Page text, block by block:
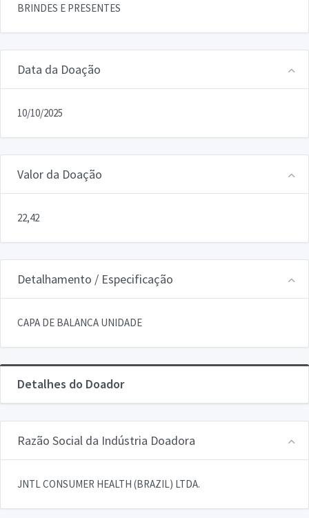
BRINDES E PRESENTES
Data da Doação
10/10/2025
Valor da Doação
22,42
Detalhamento / Especificação
CAPA DE BALANCA UNIDADE
Detalhes do Doador
Razão Social da Indústria Doadora
JNTL CONSUMER HEALTH (BRAZIL) LTDA.